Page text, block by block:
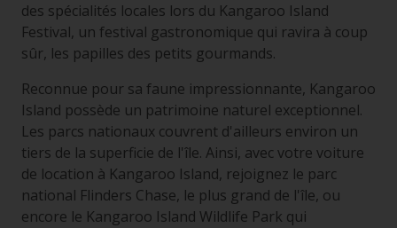
des spécialités locales lors du Kangaroo Island
Festival, un festival gastronomique qui ravira à coup
sûr, les papilles des petits gourmands.
Reconnue pour sa faune impressionnante, Kangaroo
Island possède un patrimoine naturel exceptionnel.
Les parcs nationaux couvrent d'ailleurs environ un
tiers de la superficie de l'île. Ainsi, avec votre voiture
de location à Kangaroo Island, rejoignez le parc
national Flinders Chase, le plus grand de l'île, ou
encore le Kangaroo Island Wildlife Park qui